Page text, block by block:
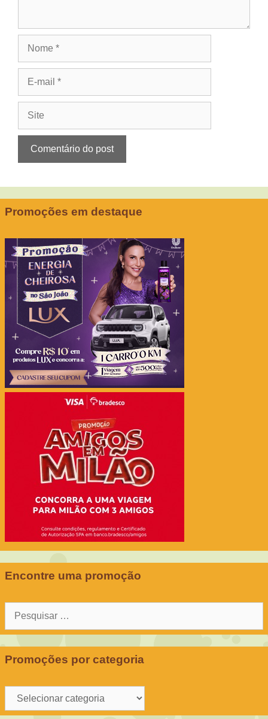
Promoções em destaque
Encontre uma promoção
Pesquisar
Promoções por categoria
Promoções
por